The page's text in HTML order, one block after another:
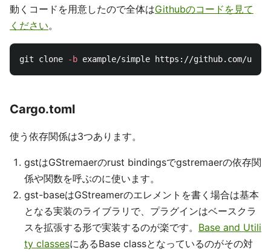
動くコードを用意したので全体はGithubのコードを見て
ください。
git clone -b
Cargo.toml
使う依存関係は3つあります。
gstはGStremaerのrust bindingsでgstremaerの依存関
係や関数を呼ぶのに使います。
gst-baseはGStreamerのエレメントを書く場合は基本
となる実装のライブラリで、プラグインはベースクラ
スを拡張する形で実装するのが楽です。 Base and Utili
ty classesにあるBase classとなっているのがその対